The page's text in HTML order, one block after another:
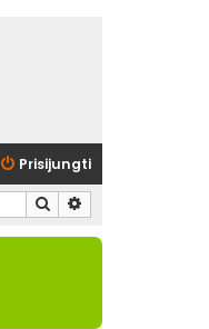
Prisijungti
Ieškoti